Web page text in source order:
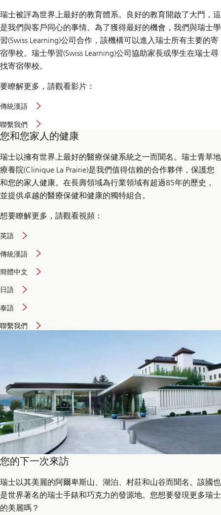
瑞士被評為世界上最好的教育體系。良好的教育開啟了大門，這
是我們與客戶同心的事情。為了獲得最好的機會，我們與瑞士學
習(Swiss Learning)公司合作，該機構可以進入瑞士所有主要的寄
宿學校。瑞士學習(Swiss Learning)公司協助家長或學生在瑞士尋
找寄宿學校。
要瞭解更多，請觀看影片：
傳統漢語
聯繫我們
您和您家人的健康
瑞士以擁有世界上最好的醫療保健系統之一而聞名。瑞士青草地
療養院(Clinique La Prairie)是我們值得信賴的合作夥伴，保護您
和您的家人健康。在長壽領域為行業領域有超過85年的歷史，
並提供卓越的醫療保健和健康的獨特組合。
想要瞭解更多，請觀看視頻：
英語
傳統漢語
簡體中文
日語
泰語
聯繫我們
您的下一次來訪
瑞士以其美麗的阿爾卑斯山、湖泊、村莊和山谷而聞名。該國也
是世界著名的瑞士手錶和巧克力的發源地。您想要發現更多瑞士
的美麗嗎？